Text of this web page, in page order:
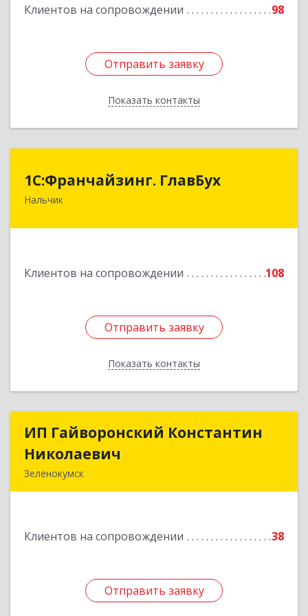
Клиентов на сопровождении 98
Отправить заявку
Показать контакты
Отправить заявку
Назад
1С:Франчайзинг. ГлавБух
Нальчик
Клиентов на сопровождении 108
Отправить заявку
Показать контакты
1С:Франчайзинг. ГлавБух
360000, Кабардино-Балкарская Респ, Нальчик г,
Отправить заявку
Назад
ИП Гайворонский Константин
Николаевич
Зеленокумск
Клиентов на сопровождении 38
Отправить заявку
ИП Гайворонский Константин
Подробнее
Отправить заявку